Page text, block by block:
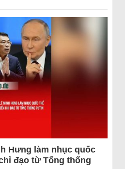
Hưng làm nhục quốc
đạo từ Tổng thống